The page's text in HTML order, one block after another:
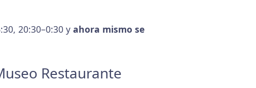
20:30–0:30 y ahora mismo se
Restaurante